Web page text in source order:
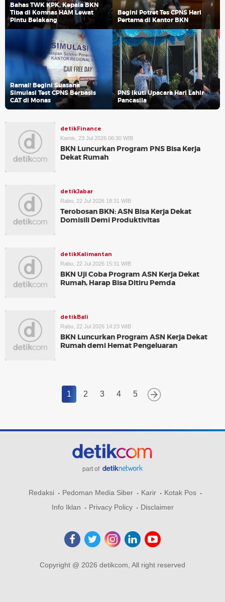
Bahas TWK KPK, Kepala BKN
Tiba di Komnas HAM Lewat
Pintu Belakang
Begini Potret Tes CPNS Hari
Pertama di Kantor BKN
Ramai! Begini Suasana
Simulasi Test CPNS Berbasis
CAT di Monas
PNS Ikuti Upacara Hari Lahir
Pancasila
detikFinance
Kamis, 23 Jul 2026 06:30 WIB
BKN Luncurkan Program PNS Bisa Kerja
Dekat Rumah
detikJabar
Rabu, 22 Jul 2026 18:31 WIB
Terobosan BKN: ASN Bisa Kerja Dekat
Domisili Demi Produktivitas
detikKalimantan
Rabu, 22 Jul 2026 15:31 WIB
BKN Uji Coba Program ASN Kerja Dekat
Rumah, Harap Bisa Ditiru Pemda
detikBali
Rabu, 22 Jul 2026 14:23 WIB
BKN Luncurkan Program ASN Kerja Dekat
Rumah demi Hemat Pengeluaran
1 2 3 4 5
part of
Redaksi Pedoman Media Siber Karir
Kotak Pos
Info Iklan
Privacy Policy Disclaimer
Copyright @ 2026 detikcom, All right reserved